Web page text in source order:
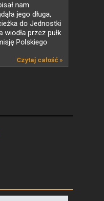
nam
jego długa,
do Jednostki
wiodła przez pułk
Polskiego
Czytaj całość »